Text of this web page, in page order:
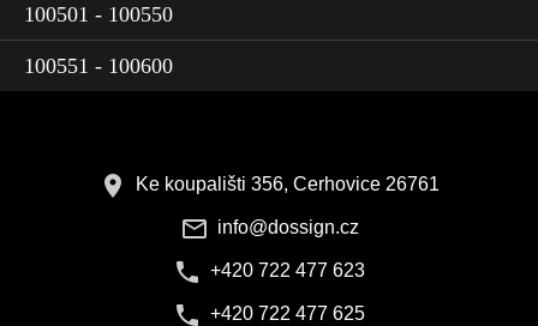
100501 - 100550
100551 - 100600
Ke koupališti 356, Cerhovice 26761
info@dossign.cz
+420 722 477 623
+420 722 477 625